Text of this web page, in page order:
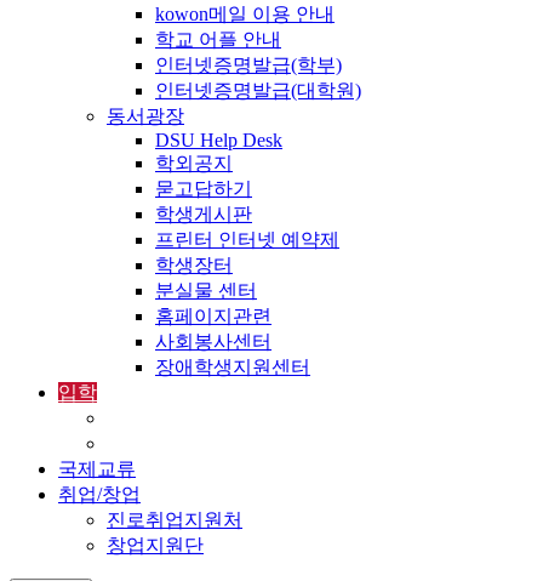
kowon메일 이용 안내
학교 어플 안내
인터넷증명발급(학부)
인터넷증명발급(대학원)
동서광장
DSU Help Desk
학외공지
묻고답하기
학생게시판
프린터 인터넷 예약제
학생장터
분실물 센터
홈페이지관련
사회봉사센터
장애학생지원센터
입학
국제교류
취업/창업
진로취업지원처
창업지원단